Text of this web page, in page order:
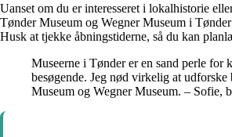
Uanset om du er interesseret i lokalhistorie
Tønder Museum og Wegner Museum i
Husk at tjekke åbningstiderne, så du kan
Museerne i Tønder er en sand perle for
besøgende. Jeg nød virkelig at udforske
Museum og Wegner Museum. – Sofie,